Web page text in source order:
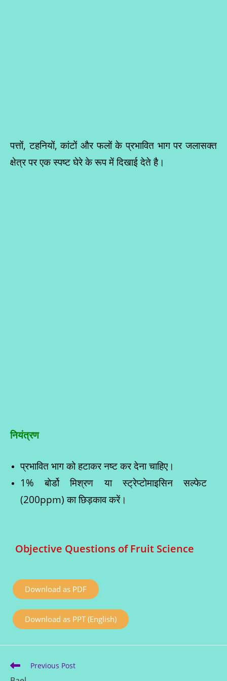
पत्तों, टहनियों, कांटों और फलों के प्रभावित भाग पर जलासक्त
क्षेत्र पर एक स्पष्ट घेरे के रूप में दिखाई देते है।
नियंत्रण
प्रभावित भाग को हटाकर नष्ट कर देना चाहिए।
1% बोर्डो मिश्रण या स्ट्रेप्टोमाइसिन सल्फेट
(200ppm) का छिड़काव करें।
Objective Questions of Fruit Science
Download as PDF
Download as PPT (English)
Previous Post